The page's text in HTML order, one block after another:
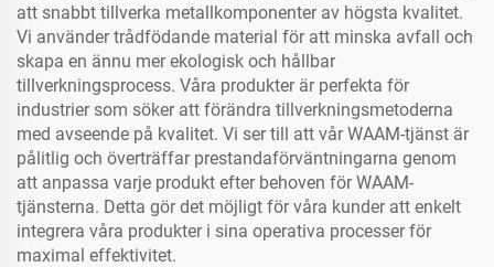
att snabbt tillverka metallkomponenter av högsta kvalitet.
Vi använder trådfödande material för att minska avfall och
skapa en ännu mer ekologisk och hållbar
tillverkningsprocess. Våra produkter är perfekta för
industrier som söker att förändra tillverkningsmetoderna
med avseende på kvalitet. Vi ser till att vår WAAM-tjänst är
pålitlig och överträffar prestandaförväntningarna genom
att anpassa varje produkt efter behoven för WAAM-
tjänsterna. Detta gör det möjligt för våra kunder att enkelt
integrera våra produkter i sina operativa processer för
maximal effektivitet.